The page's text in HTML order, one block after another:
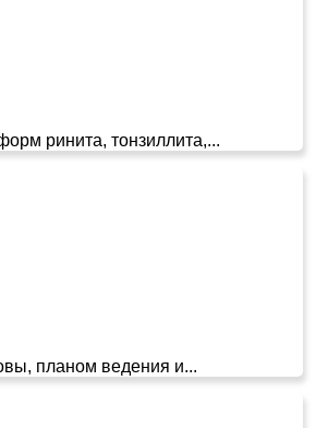
ринита, тонзиллита,...
планом ведения и...